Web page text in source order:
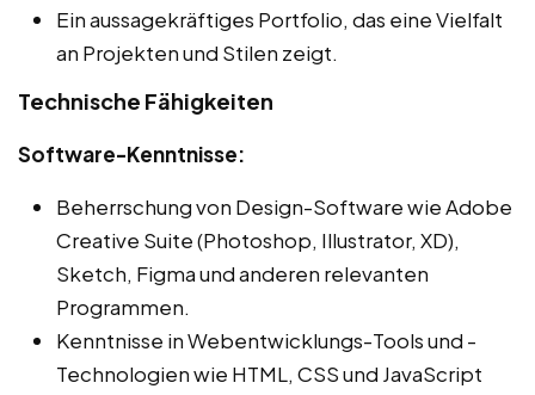
Ein aussagekräftiges Portfolio, das eine Vielfalt
an Projekten und Stilen zeigt.
Technische Fähigkeiten
Software-Kenntnisse:
Beherrschung von Design-Software wie Adobe
Creative Suite (Photoshop, Illustrator, XD),
Sketch, Figma und anderen relevanten
Programmen.
Kenntnisse in Webentwicklungs-Tools und -
Technologien wie HTML, CSS und JavaScript